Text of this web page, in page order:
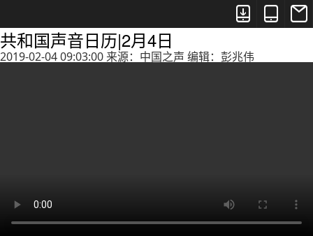



共和国声音日历|2月4日
2019-02-04 09:03:00 来源：中国之声 编辑：彭兆伟